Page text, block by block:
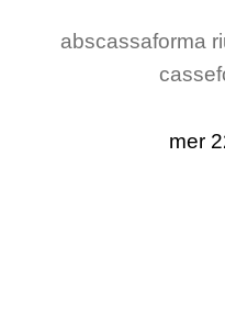
abscassaforma
mer